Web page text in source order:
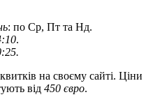
: по Ср, Пт та Нд.
.
на своєму сайті. Ціни
від 450 євро.